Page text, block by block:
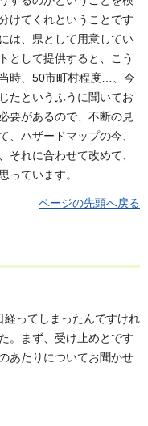
けてくれということです
は、県として用意してい
として提供すると、こう
時、50市町村程度…、今
たというふうに聞いてお
要があるので、不断の見
、ハザードマップの今、
それに合わせて改めて、
っています。
ページの先頭へ戻る
ってしまったんですけれ
。まず、受け止めとです
あたりについてお聞かせ